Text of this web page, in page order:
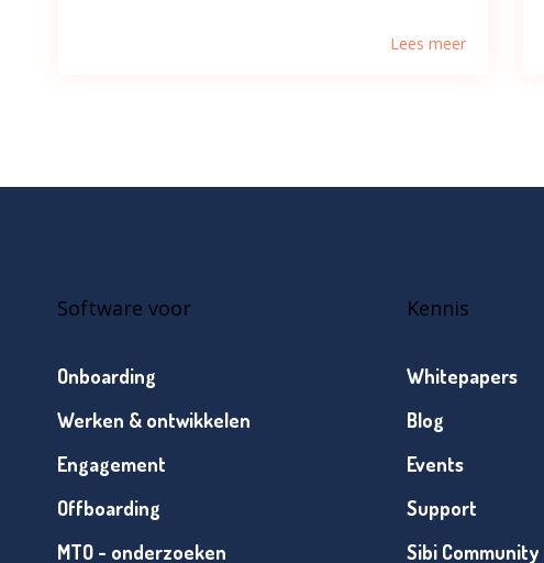
Lees meer
Software voor
Onboarding
Werken & ontwikkelen
Engagement
Offboarding
MTO - onderzoeken
Kennis
Whitepapers
Blog
Events
Support
Sibi Community